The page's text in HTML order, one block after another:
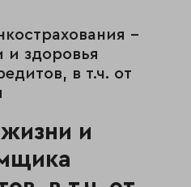
-
и здоровья
в т.ч. от
и